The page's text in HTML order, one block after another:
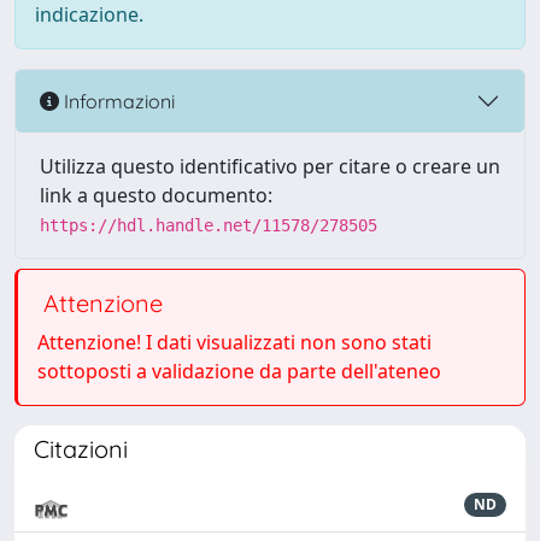
indicazione.
Informazioni
Utilizza questo identificativo per citare o creare un
link a questo documento:
https://hdl.handle.net/11578/278505
Attenzione
Attenzione! I dati visualizzati non sono stati
sottoposti a validazione da parte dell'ateneo
Citazioni
ND